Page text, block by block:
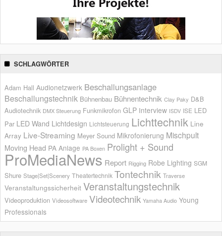
SCHLAGWÖRTER
Adam Hall Audionetzwerk Beschallungsanlage
Beschallungstechnik Bühnenbau Bühnentechnik Clay Paky D&B
Audiotechnik DMX Steuerung Funkmikrofon GLP Interview ISDV ISE LED
Par LED Wand Lichtdesign Lichtsteuerung Lichttechnik Line
Array Live-Streaming Meyer Sound Mikrofonierung Mischpult
Moving Head PA Anlage PA Boxen Prolight + Sound
ProMediaNews Report Rigging Robe Lighting SGM
Shure Stage|Set|Scenery Theatertechnik Tontechnik Traverse
Veranstaltungssicherheit Veranstaltungstechnik
Videoproduktion Videosoftware Videotechnik Yamaha Audio Young
Professionals